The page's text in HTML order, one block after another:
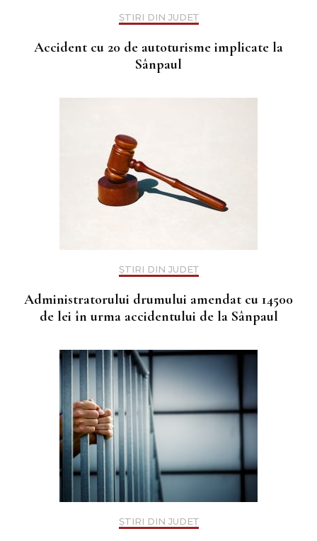
ȘTIRI DIN JUDEȚ
Accident cu 20 de autoturisme implicate la
Sânpaul
ȘTIRI DIN JUDEȚ
Administratorului drumului amendat cu 14500
de lei în urma accidentului de la Sânpaul
ȘTIRI DIN JUDEȚ